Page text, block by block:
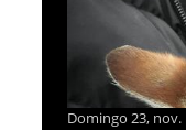
Domingo 23, nov.